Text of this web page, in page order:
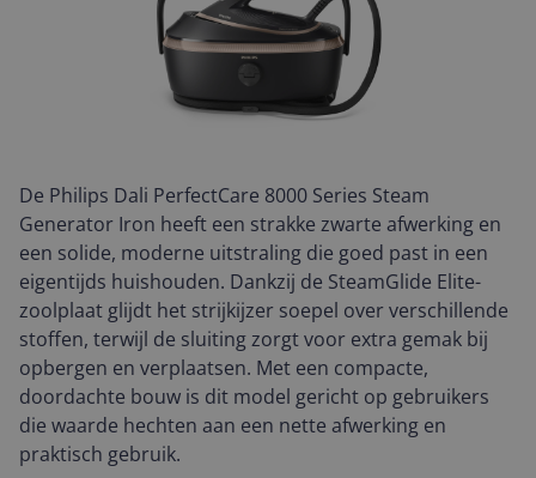
De Philips Dali PerfectCare 8000 Series Steam
Generator Iron heeft een strakke zwarte afwerking en
een solide, moderne uitstraling die goed past in een
eigentijds huishouden. Dankzij de SteamGlide Elite-
zoolplaat glijdt het strijkijzer soepel over verschillende
stoffen, terwijl de sluiting zorgt voor extra gemak bij
opbergen en verplaatsen. Met een compacte,
doordachte bouw is dit model gericht op gebruikers
die waarde hechten aan een nette afwerking en
praktisch gebruik.